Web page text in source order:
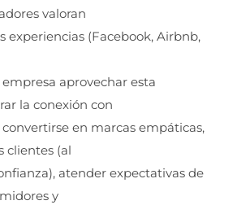
valoran
experiencias (Facebook, Airbnb,
aprovechar esta
la conexión con
en marcas empáticas,
clientes (al
atender expectativas de
y